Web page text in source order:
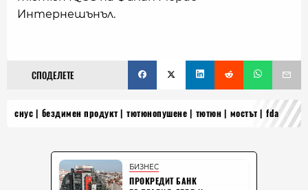
Интернешънъл.
СПОДЕЛЕТЕ
снус бездимен продукт тютюнопушене тютюн мостът fda